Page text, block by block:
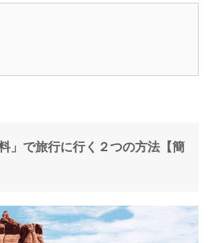
」で旅行に行く２つの方法【簡